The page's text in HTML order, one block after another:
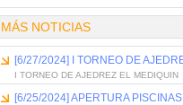
MÁS NOTICIAS
[6/27/2024] I TORNEO DE
I TORNEO DE AJEDREZ EL MEDIQUIN
[6/25/2024] APERTURA